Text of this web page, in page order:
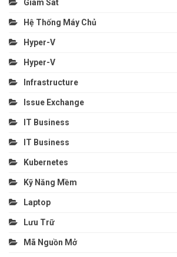
Giám Sát
Hệ Thống Máy Chủ
Hyper-V
Hyper-V
Infrastructure
Issue Exchange
IT Business
IT Business
Kubernetes
Kỹ Năng Mềm
Laptop
Lưu Trữ
Mã Nguồn Mở